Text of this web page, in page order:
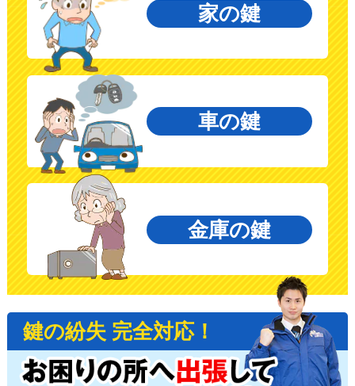
家の鍵
車の鍵
金庫の鍵
鍵の紛失 完全対応！